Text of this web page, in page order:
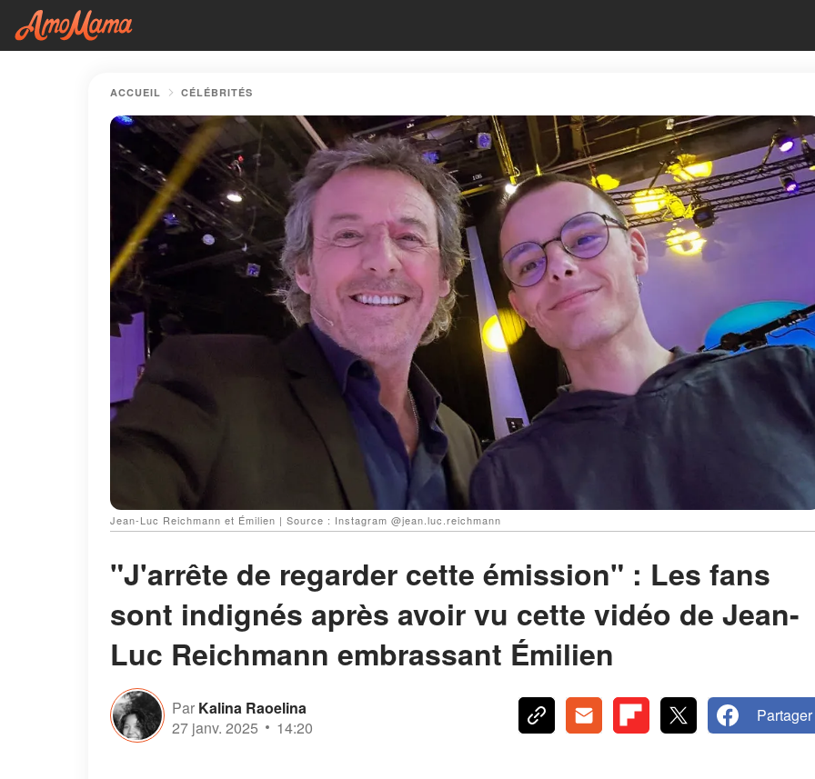
ACCUEIL CÉLÉBRITÉS
Jean-Luc Reichmann et Émilien | Source : Instagram @jean.luc.reichmann
"J'arrête de regarder cette émission" : Les fans
sont indignés après avoir vu cette vidéo de Jean-
Luc Reichmann embrassant Émilien
Par Kalina Raoelina
27 janv. 2025
14:20
Partager